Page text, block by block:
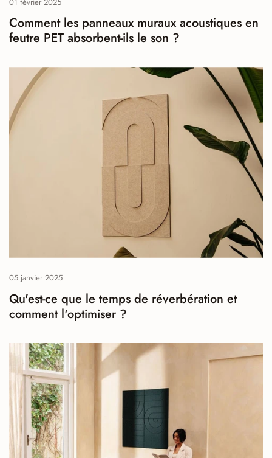
Comment les panneaux muraux acoustiques en
feutre PET absorbent-ils le son ?
05 janvier 2025
Qu'est-ce que le temps de réverbération et
comment l'optimiser ?